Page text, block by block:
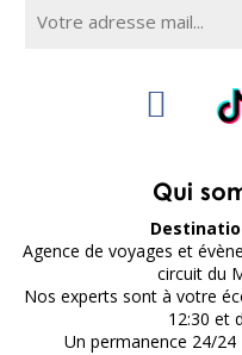
Qui
Agence de voyages et
circuit du
Nos experts sont à votre
12:30 et
Un permanence 24/